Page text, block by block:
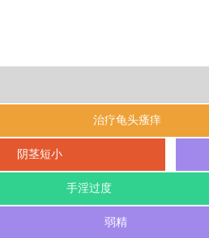
治疗龟头瘙痒
阴茎短小
手淫过度
弱精